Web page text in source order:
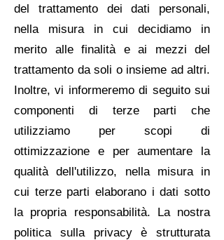
del trattamento dei dati personali,
nella misura in cui decidiamo in
merito alle finalità e ai mezzi del
trattamento da soli o insieme ad altri.
Inoltre, vi informeremo di seguito sui
componenti di terze parti che
utilizziamo per scopi di
ottimizzazione e per aumentare la
qualità dell'utilizzo, nella misura in
cui terze parti elaborano i dati sotto
la propria responsabilità. La nostra
politica sulla privacy è strutturata